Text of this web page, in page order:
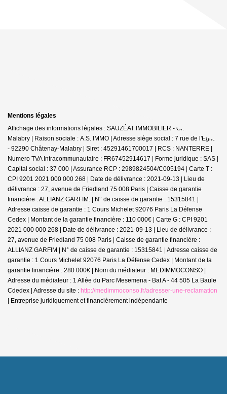
Mentions légales
Affichage des informations légales : SAUZÉAT IMMOBILIER - Châtenay-
Malabry | Raison sociale : A.S. IMMO | Adresse siège social : 7 rue de l'Église
- 92290 Châtenay-Malabry | Siret : 45291461700017 | RCS : NANTERRE |
Numero TVA Intracommunautaire : FR67452914617 | Forme juridique : SAS |
Capital social : 37 000 | Assurance RCP : 2989824504/C005194 | Carte T :
CPI 9201 2021 000 000 268 | Date de délivrance : 2021-09-13 | Lieu de
délivrance : 27, avenue de Friedland 75 008 Paris | Caisse de garantie
financière : ALLIANZ GARFIM. | N° de caisse de garantie : 15315841 |
Adresse caisse de garantie : 1 Cours Michelet 92076 Paris La Défense
Cedex | Montant de la garantie financière : 110 000€ | Carte G : CPI 9201
2021 000 000 268 | Date de délivrance : 2021-09-13 | Lieu de délivrance :
27, avenue de Friedland 75 008 Paris | Caisse de garantie financière :
ALLIANZ GARFIM | N° de caisse de garantie : 15315841 | Adresse caisse de
garantie : 1 Cours Michelet 92076 Paris La Défense Cedex | Montant de la
garantie financière : 280 000€ | Nom du médiateur : MEDIMMOCONSO |
Adresse du médiateur : 1 Allée du Parc Mesemena - Bat A - 44 505 La Baule
Cdedex | Adresse du site : http://medimmoconso.fr/adresser-une-reclamation
Entreprise juridiquement et financièrement indépendante